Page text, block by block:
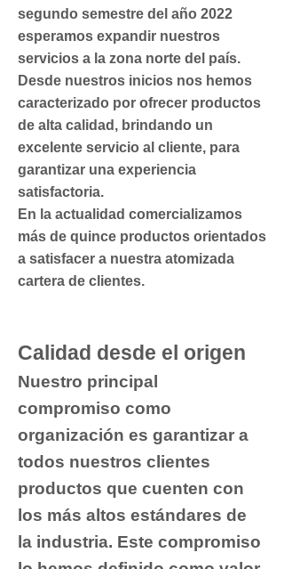
segundo semestre del año 2022
esperamos expandir nuestros
servicios a la zona norte del país.
Desde nuestros inicios nos hemos
caracterizado por ofrecer productos
de alta calidad, brindando un
excelente servicio al cliente, para
garantizar una experiencia
satisfactoria.
En la actualidad comercializamos
más de quince productos orientados
a satisfacer a nuestra atomizada
cartera de clientes.
Calidad desde el origen
Nuestro principal
compromiso como
organización es garantizar a
todos nuestros clientes
productos que cuenten con
los más altos estándares de
la industria. Este compromiso